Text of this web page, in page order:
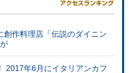
創作料理店「伝説のダイニン
2017年6月にイタリアンカフ